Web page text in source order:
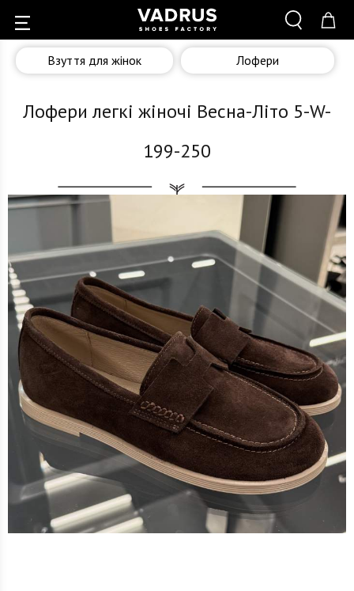
Взуття для жінок Лофери
Лофери легкі жіночі Весна-Літо 5-W-
199-250